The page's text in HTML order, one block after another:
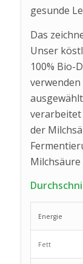
gesunde
Das
Unser
100% Bio-
verarbeitet
der
Energie
Fett